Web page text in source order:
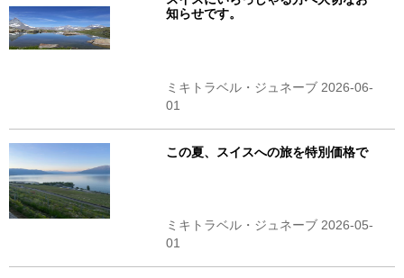
知らせです。
ミキトラベル・ジュネーブ 2026-06-
01
この夏、スイスへの旅を特別価格で
ミキトラベル・ジュネーブ 2026-05-
01